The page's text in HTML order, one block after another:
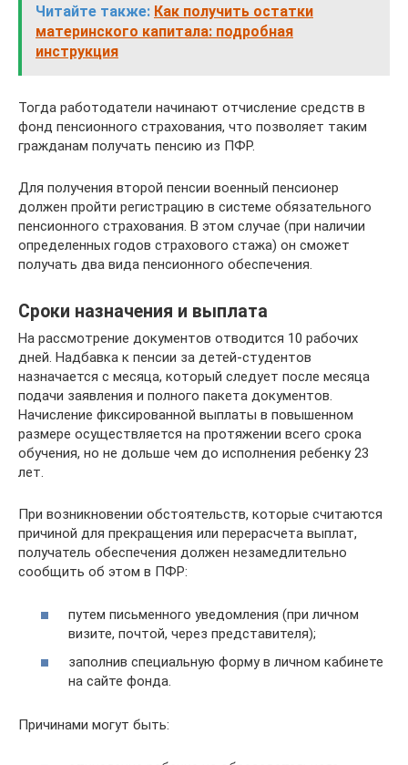
Читайте также: Как получить остатки
материнского капитала: подробная
инструкция
Тогда работодатели начинают отчисление средств в
фонд пенсионного страхования, что позволяет таким
гражданам получать пенсию из ПФР.
Для получения второй пенсии военный пенсионер
должен пройти регистрацию в системе обязательного
пенсионного страхования. В этом случае (при наличии
определенных годов страхового стажа) он сможет
получать два вида пенсионного обеспечения.
Сроки назначения и выплата
На рассмотрение документов отводится 10 рабочих
дней. Надбавка к пенсии за детей-студентов
назначается с месяца, который следует после месяца
подачи заявления и полного пакета документов.
Начисление фиксированной выплаты в повышенном
размере осуществляется на протяжении всего срока
обучения, но не дольше чем до исполнения ребенку 23
лет.
При возникновении обстоятельств, которые считаются
причиной для прекращения или перерасчета выплат,
получатель обеспечения должен незамедлительно
сообщить об этом в ПФР:
путем письменного уведомления (при личном
визите, почтой, через представителя);
заполнив специальную форму в личном кабинете
на сайте фонда.
Причинами могут быть: